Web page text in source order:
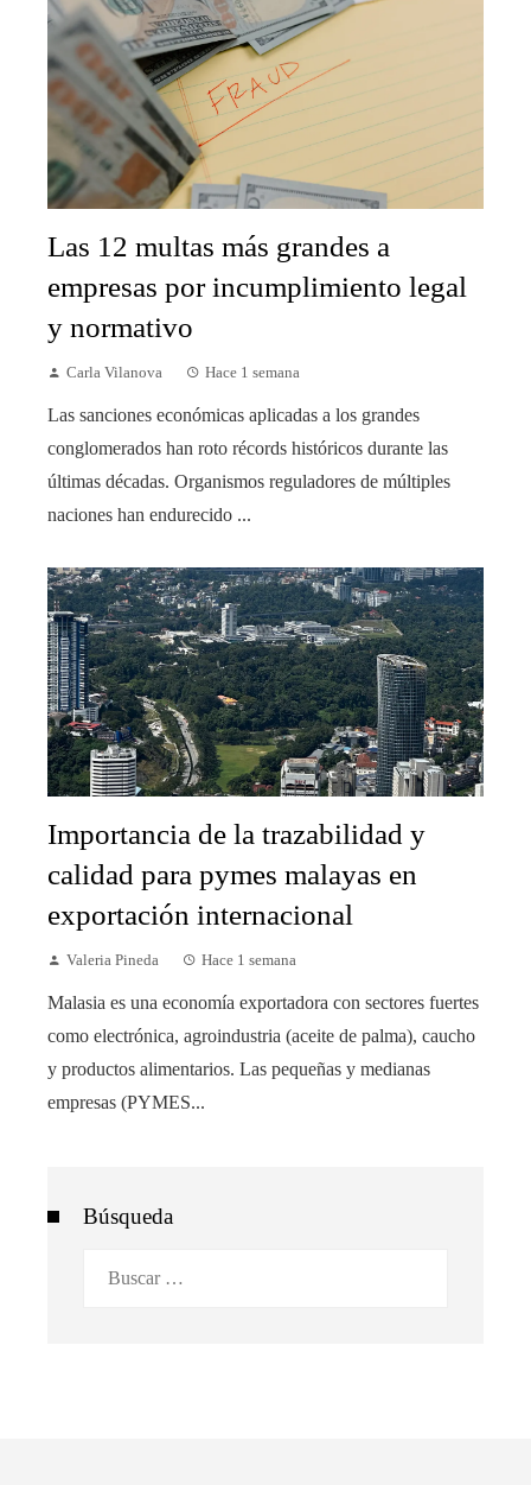
Las 12 multas más grandes a
empresas por incumplimiento legal
y normativo
Carla Vilanova Hace 1 semana
Las sanciones económicas aplicadas a los grandes
conglomerados han roto récords históricos durante las
últimas décadas. Organismos reguladores de múltiples
naciones han endurecido ...
Importancia de la trazabilidad y
calidad para pymes malayas en
exportación internacional
Valeria Pineda Hace 1 semana
Malasia es una economía exportadora con sectores fuertes
como electrónica, agroindustria (aceite de palma), caucho
y productos alimentarios. Las pequeñas y medianas
empresas (PYMES...
Búsqueda